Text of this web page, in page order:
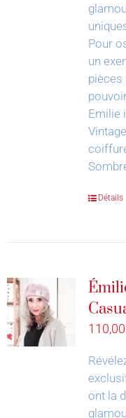
Pour
un
pièces
Emilie
Détails
110,00
ont la